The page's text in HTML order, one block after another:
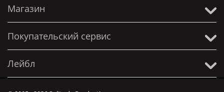
Магазин
Покупательский сервис
Лейбл